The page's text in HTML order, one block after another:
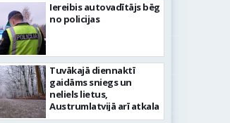
Iereibis autovadītājs bēg
no policijas
Tuvākajā diennaktī
gaidāms sniegs un
neliels lietus,
Austrumlatvijā arī atkala